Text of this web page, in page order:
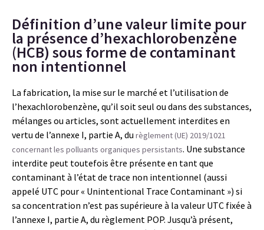
Définition d’une valeur limite pour
la présence d’hexachlorobenzène
(HCB) sous forme de contaminant
non intentionnel
La fabrication, la mise sur le marché et l’utilisation de
l’hexachlorobenzène, qu’il soit seul ou dans des substances,
mélanges ou articles, sont actuellement interdites en
vertu de l’annexe I, partie A, du règlement (UE) 2019/1021
concernant les polluants organiques persistants. Une substance
interdite peut toutefois être présente en tant que
contaminant à l’état de trace non intentionnel (aussi
appelé UTC pour « Unintentional Trace Contaminant ») si
sa concentration n’est pas supérieure à la valeur UTC fixée à
l’annexe I, partie A, du règlement POP. Jusqu’à présent,